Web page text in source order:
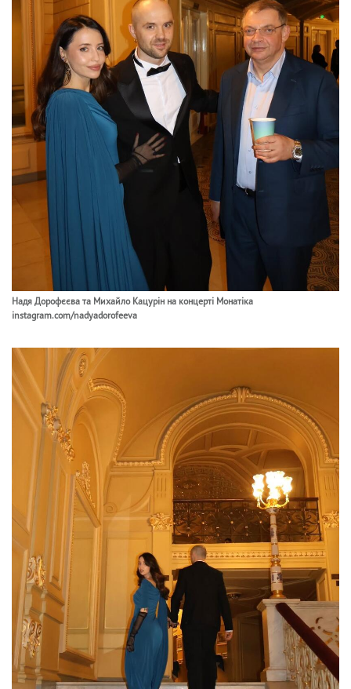
Надя Дорофєєва та Михайло Кацурін на концерті Монатіка
instagram.com/nadyadorofeeva